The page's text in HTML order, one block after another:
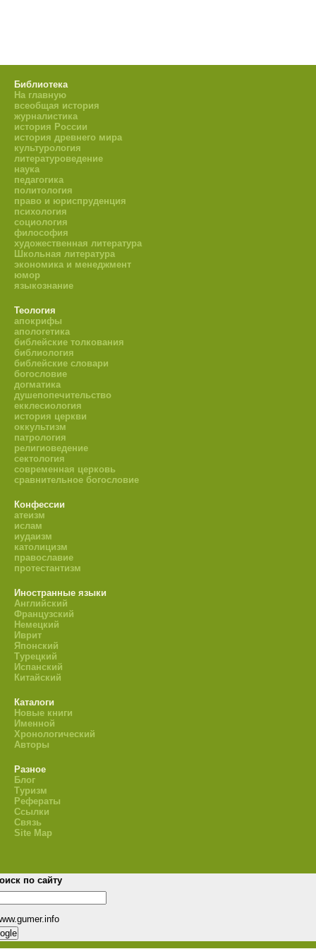
Библиотека
На главную
всеобщая история
журналистика
история России
история древнего мира
культурология
литературоведение
наука
педагогика
политология
право и юриспруденция
психология
социология
философия
художественная литература
Школьная литература
экономика и менеджмент
юмор
языкознание
Теология
апокрифы
апологетика
библейские толкования
библиология
библейские словари
богословие
догматика
душепопечительство
екклесиология
история церкви
оккультизм
патрология
религиоведение
сектология
современная церковь
сравнительное богословие
Конфессии
атеизм
ислам
иудаизм
католицизм
православие
протестантизм
Иностранные языки
Английский
Французский
Немецкий
Иврит
Японский
Турецкий
Испанский
Китайский
Каталоги
Новые книги
Именной
Хронологический
Авторы
Разное
Блог
Туризм
Рефераты
Ссылки
Связь
Site Map
по сайту